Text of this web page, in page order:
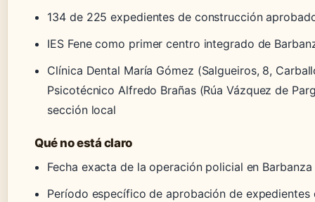
134 de 225 expedientes de construcción
IES Fene como primer centro integrado de
Clínica Dental María Gómez (Salgueiros, 8,
Psicotécnico Alfredo Brañas (Rúa Vázquez de
sección local
Qué no está claro
Fecha exacta de la operación policial en Barbanza
Período específico de aprobación de expedientes